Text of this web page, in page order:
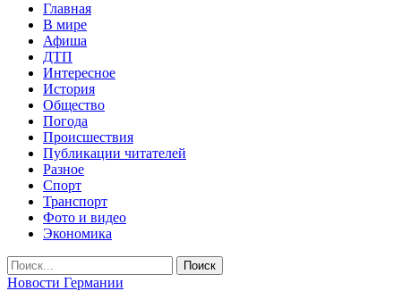
Главная
В мире
Афиша
ДТП
Интересное
История
Общество
Погода
Происшествия
Публикации читателей
Разное
Спорт
Транспорт
Фото и видео
Экономика
Новости Германии